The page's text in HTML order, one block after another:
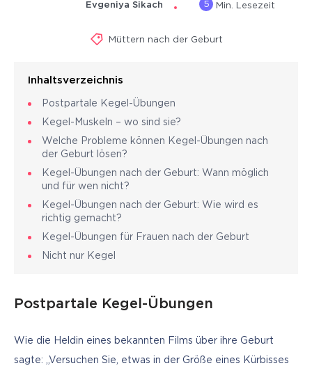
Evgeniya Sikach 5 Min. Lesezeit
Müttern nach der Geburt
Inhaltsverzeichnis
Postpartale Kegel-Übungen
Kegel-Muskeln – wo sind sie?
Welche Probleme können Kegel-Übungen nach
der Geburt lösen?
Kegel-Übungen nach der Geburt: Wann möglich
und für wen nicht?
Kegel-Übungen nach der Geburt: Wie wird es
richtig gemacht?
Kegel-Übungen für Frauen nach der Geburt
Nicht nur Kegel
Postpartale Kegel-Übungen
Wie die Heldin eines bekannten Films über ihre Geburt
sagte: „Versuchen Sie, etwas in der Größe eines Kürbisses